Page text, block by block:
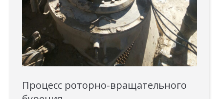
Процесс роторно-вращательного